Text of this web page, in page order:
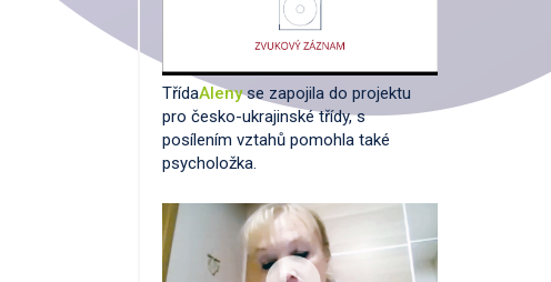
TřídaAlenyse zapojila do projektu
pro česko-ukrajinské třídy, s
posílením vztahů pomohla také
psycholožka.